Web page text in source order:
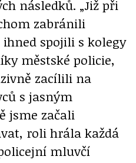
následků. „Již při
zabránili
spojili s kolegy
městské policie,
zacílili na
s jasným
jsme začali
roli hrála každá
mluvčí